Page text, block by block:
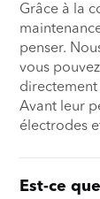
Grâce à la
penser.
vous
Avant leur
électrodes
Est-ce